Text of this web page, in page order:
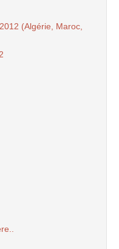
(Algérie, Maroc,